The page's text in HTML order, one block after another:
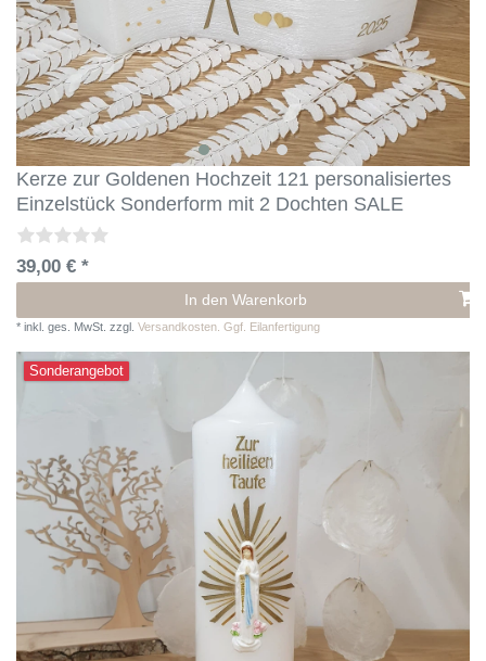
Kerze zur Goldenen Hochzeit 121 personalisiertes
Einzelstück Sonderform mit 2 Dochten SALE
39,00 € *
In den Warenkorb
* inkl. ges. MwSt. zzgl. Versandkosten. Ggf. Eilanfertigung
Sonderangebot